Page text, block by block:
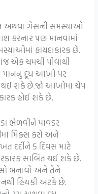
અથવા ગેસની સમસ્યાઓ
કરનાર પણ માનવામાં
ફાયદાકારક છે.
એક ચમચી પીવાથી
પાનનું દૂધ આંખો પર
શકે છે.જો આંખોમાં ચેપ
હોઈ શકે છે.
ભેળવીને પાવડર
મિક્સ કરો અને
દર્દીને 5 દિવસ માટે
સાબિત થઈ શકે છે.
બનાવો અને તેને
હિંચકી અટકે છે.